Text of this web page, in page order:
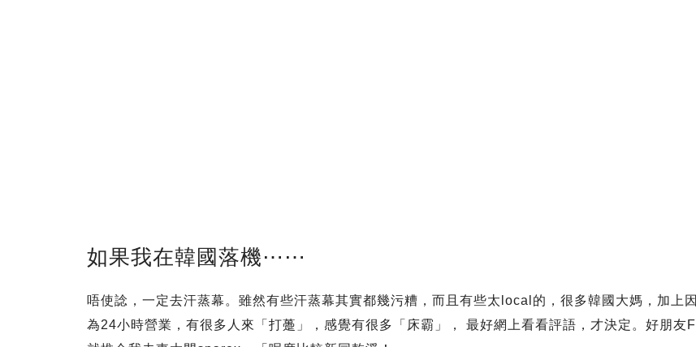
如果我在韓國落機⋯⋯
唔使諗，一定去汗蒸幕。雖然有些汗蒸幕其實都幾污糟，而且有些太local的，很多韓國大媽，加上因
為24小時營業，有很多人來「打躉」，感覺有很多「床霸」， 最好網上看看評語，才決定。好朋友F